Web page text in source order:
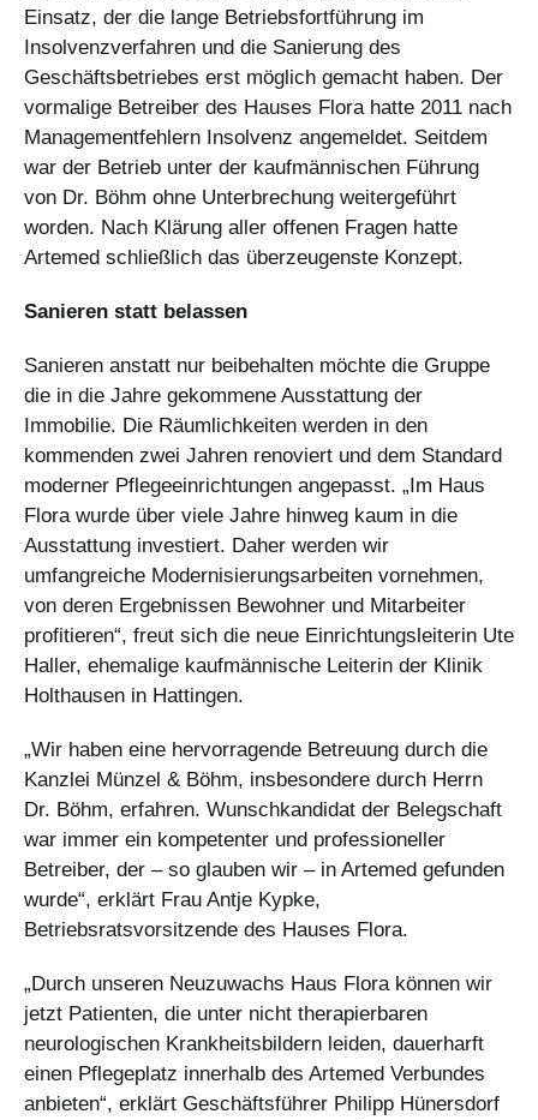
Einsatz, der die lange Betriebsfortführung im
Insolvenzverfahren und die Sanierung des
Geschäftsbetriebes erst möglich gemacht haben. Der
vormalige Betreiber des Hauses Flora hatte 2011 nach
Managementfehlern Insolvenz angemeldet. Seitdem
war der Betrieb unter der kaufmännischen Führung
von Dr. Böhm ohne Unterbrechung weitergeführt
worden. Nach Klärung aller offenen Fragen hatte
Artemed schließlich das überzeugenste Konzept.
Sanieren statt belassen
Sanieren anstatt nur beibehalten möchte die Gruppe
die in die Jahre gekommene Ausstattung der
Immobilie. Die Räumlichkeiten werden in den
kommenden zwei Jahren renoviert und dem Standard
moderner Pflegeeinrichtungen angepasst. „Im Haus
Flora wurde über viele Jahre hinweg kaum in die
Ausstattung investiert. Daher werden wir
umfangreiche Modernisierungsarbeiten vornehmen,
von deren Ergebnissen Bewohner und Mitarbeiter
profitieren“, freut sich die neue Einrichtungsleiterin Ute
Haller, ehemalige kaufmännische Leiterin der Klinik
Holthausen in Hattingen.
„Wir haben eine hervorragende Betreuung durch die
Kanzlei Münzel & Böhm, insbesondere durch Herrn
Dr. Böhm, erfahren. Wunschkandidat der Belegschaft
war immer ein kompetenter und professioneller
Betreiber, der – so glauben wir – in Artemed gefunden
wurde“, erklärt Frau Antje Kypke,
Betriebsratsvorsitzende des Hauses Flora.
„Durch unseren Neuzuwachs Haus Flora können wir
jetzt Patienten, die unter nicht therapierbaren
neurologischen Krankheitsbildern leiden, dauerharft
einen Pflegeplatz innerhalb des Artemed Verbundes
anbieten“, erklärt Geschäftsführer Philipp Hünersdorf